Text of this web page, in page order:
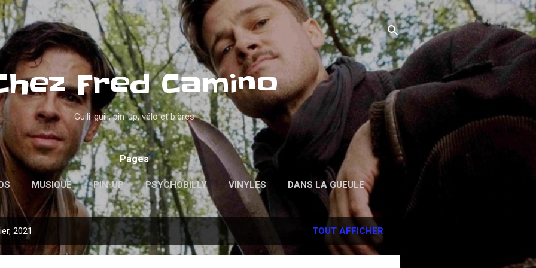
Accéder au contenu principal
Fred Camino
Guili-guili, pin-up, vélo et bières
Pages
MUSIQUE PIN-UP PSYCHOBILLY VINYLES DANS LA GUEULE
2021 TOUT AFFICHER